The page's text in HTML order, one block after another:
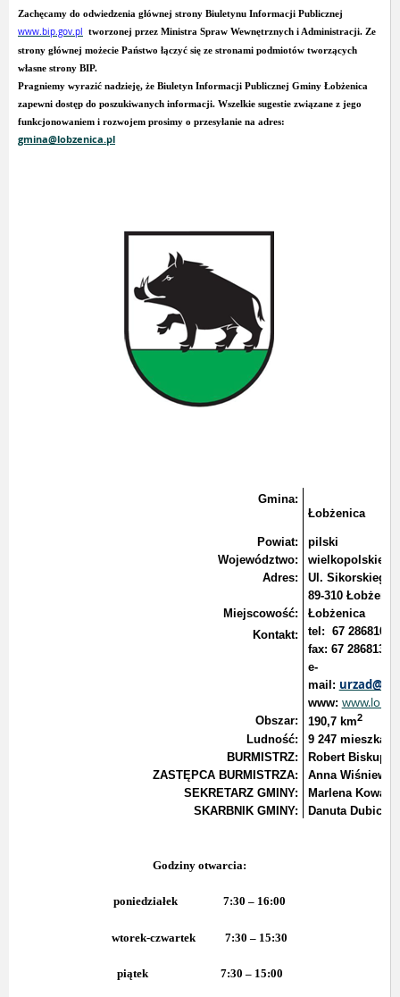
Zachęcamy do odwiedzenia głównej strony Biuletynu Informacji Publicznej
www.bip.gov.pl tworzonej przez Ministra Spraw Wewnętrznych i Administracji. Ze
strony głównej możecie Państwo łączyć się ze stronami podmiotów tworzących
własne strony BIP.
Pragniemy wyrazić nadzieję, że Biuletyn Informacji Publicznej Gminy Łobżenica
zapewni dostęp do poszukiwanych informacji. Wszelkie sugestie związane z jego
funkcjonowaniem i rozwojem prosimy o przesyłanie na adres:
gmina@lobzenica.pl
Gmina:
Łobżenica
Powiat:
pilski
Województwo:
wielkopolskie
Adres:
Ul. Sikorskiego
89-310
Miejscowość:
Łobżenica
Kontakt:
tel: 67 2868100
fax: 67 2868137
e-
mail:
www:
Obszar: 190,7 km2
Ludność:
9 247
BURMISTRZ:
Robert
ZASTĘPCA BURMISTRZA:
SEKRETARZ GMINY:
Anna
Marlena
SKARBNIK GMINY:
Danuta Dubicka
Godziny otwarcia:
poniedziałek 7:30 – 16:00
wtorek-czwartek 7:30 – 15:30
piątek 7:30 – 15:00